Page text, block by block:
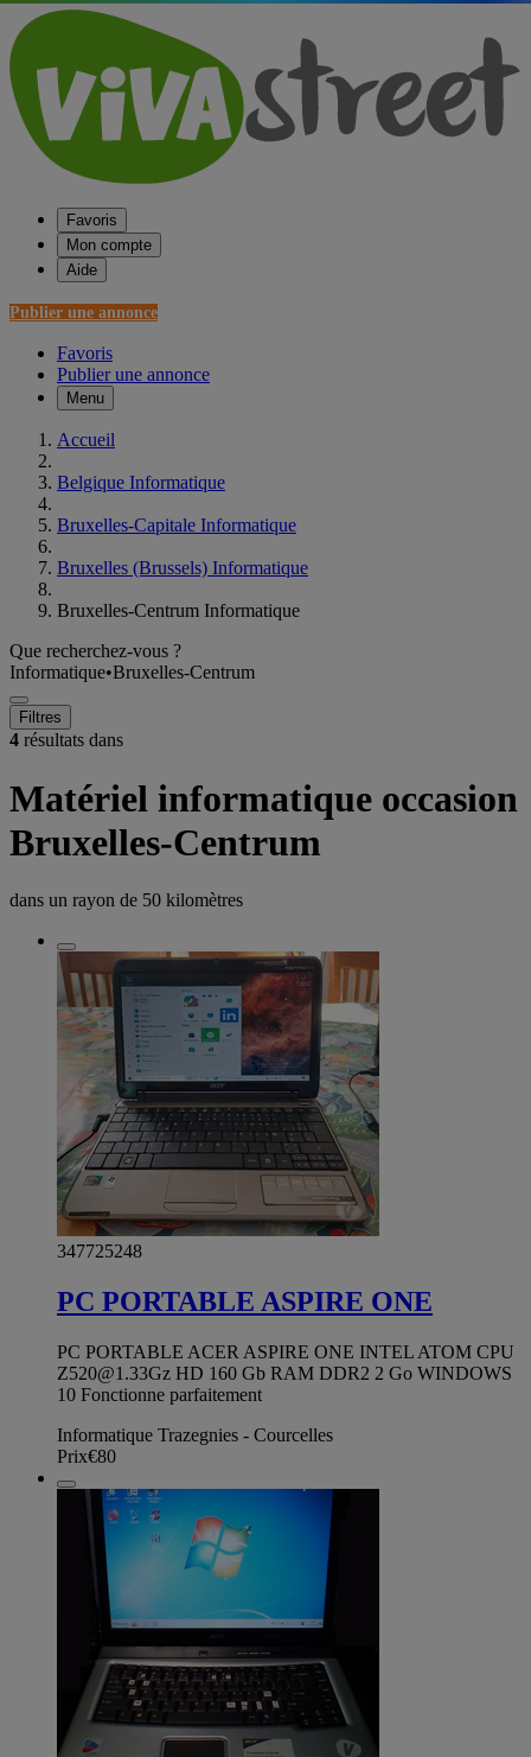
Favoris
Mon compte
Aide
Publier une annonce
Favoris
Publier une annonce
Menu
Accueil
Belgique Informatique
Bruxelles-Capitale Informatique
Bruxelles (Brussels) Informatique
Bruxelles-Centrum Informatique
Que recherchez-vous ?
Informatique•Bruxelles-Centrum
Filtres
4 résultats dans
Matériel informatique occasion
Bruxelles-Centrum
dans un rayon de 50 kilomètres
347725248
PC PORTABLE ASPIRE ONE
PC PORTABLE ACER ASPIRE ONE INTEL ATOM CPU
Z520@1.33Gz HD 160 Gb RAM DDR2 2 Go WINDOWS
10 Fonctionne parfaitement
Informatique Trazegnies - Courcelles
Prix€80